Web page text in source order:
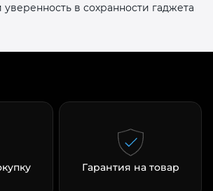
уверенность в сохранности гаджета
Гарантия на товар